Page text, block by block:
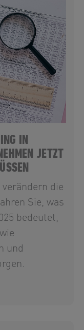
IN
JETZT
die
Sie, was
bedeutet,
und